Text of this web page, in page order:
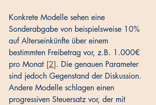
Konkrete Modelle sehen eine
Sonderabgabe von beispielsweise 10%
auf Alterseinkünfte über einem
bestimmten Freibetrag vor, z.B. 1.000€
pro Monat [2]. Die genauen Parameter
sind jedoch Gegenstand der Diskussion.
Andere Modelle schlagen einen
progressiven Steuersatz vor, der mit